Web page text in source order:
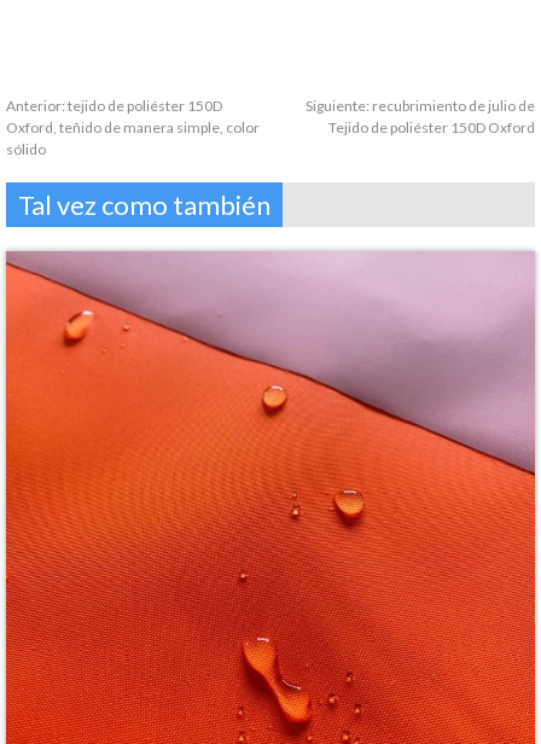
Anterior: tejido de poliéster 150D
Oxford, teñido de manera simple, color
sólido
Siguiente: recubrimiento de julio de
Tejido de poliéster 150D Oxford
Tal vez como también